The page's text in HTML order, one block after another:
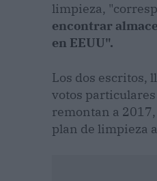
limpieza,
encontrar
en EEUU".
Los dos escritos,
votos
remontan a
plan de limpieza